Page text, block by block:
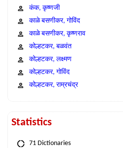
कंक, कृष्णजी
काळे बसणीकर, गोविंद
काळे बसणीकर, कृष्णराव
कोल्हटकर, बळवंत
कोल्हटकर, लक्ष्मण
कोल्हटकर, गोविंद
कोल्हटकर, राम्रचंद्र
Statistics
71 Dictionaries